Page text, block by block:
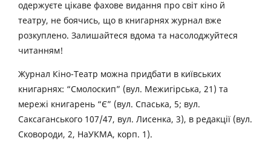
одержуєте цікаве фахове видання про світ кіно й
театру, не боячись, що в книгарнях журнал вже
розкуплено. Залишайтеся вдома та насолоджуйтеся
читанням!
Журнал Кіно-Театр можна придбати в київських
книгарнях: “Смолоскип” (вул. Межигірська, 21) та
мережі книгарень “Є” (вул. Спаська, 5; вул.
Саксаганського 107/47, вул. Лисенка, 3), в редакції (вул.
Сковороди, 2, НаУКМА, корп. 1).